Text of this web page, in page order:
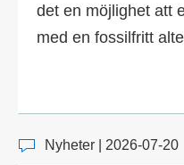
det en möjlighet att
med en fossilfritt
Nyheter | 2026-07-20